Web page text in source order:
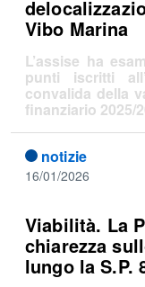
Vibo Marina
L’assise ha
punti iscritti
convalida della
finanziario 2025/
notizie
16/01/2026
Viabilità. La
chiarezza
lungo la S.P.